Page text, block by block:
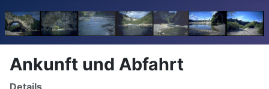
Ankunft und Abfahrt
Details